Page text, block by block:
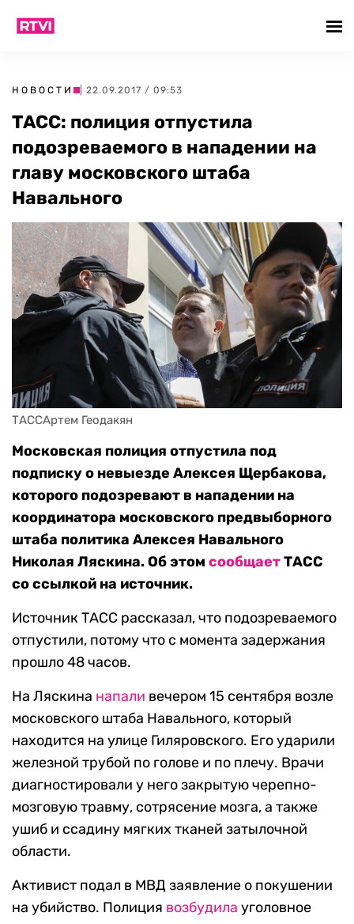
НОВОСТИ | 22.09.2017 / 09:53
ТАСС: полиция отпустила
подозреваемого в нападении на
главу московского штаба
Навального
ТАССАртем Геодакян
Московская полиция отпустила под
подписку о невыезде Алексея Щербакова,
которого подозревают в нападении на
координатора московского предвыборного
штаба политика Алексея Навального
Николая Ляскина. Об этом сообщаетТАСС
со ссылкой на источник.
Источник ТАСС рассказал, что подозреваемого
отпустили, потому что с момента задержания
прошло 48 часов.
На Ляскина напали вечером 15 сентября возле
московского штаба Навального, который
находится на улице Гиляровского. Его ударили
железной трубой по голове и по плечу. Врачи
диагностировали у него закрытую черепно-
мозговую травму, сотрясение мозга, а также
ушиб и ссадину мягких тканей затылочной
области.
Активист подал в МВД заявление о покушении
на убийство. Полиция возбудила уголовное